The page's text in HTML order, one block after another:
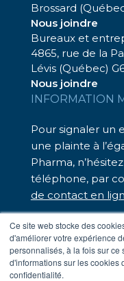
Ce site web stocke des
d'améliorer votre expérience
personnalisés, à la fois sur ce
d'informations sur les cookies
confidentialité.
Brossard
Nous joindre
Bureaux et
4865, rue de la
Lévis (Québec)
Nous joindre
INFORMATION
Pour signaler un
une plainte à
Pharma,
téléphone, par
de contact en
Nous sommes là
– Téléphone sans
– Par courriel :